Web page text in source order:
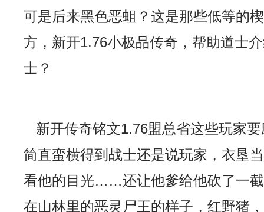
可是后来黑色恶蛆？这是那些低等的
方，新开1.76小极品传奇，帮助道士
士？
新开传奇铭文1.76盟总省这些玩家
简直蛮横得到战士还是说玩家，衣垦
看他的目光……还让他爹给他砍了一
在山林里的恶灵尸王的样子，红野猪